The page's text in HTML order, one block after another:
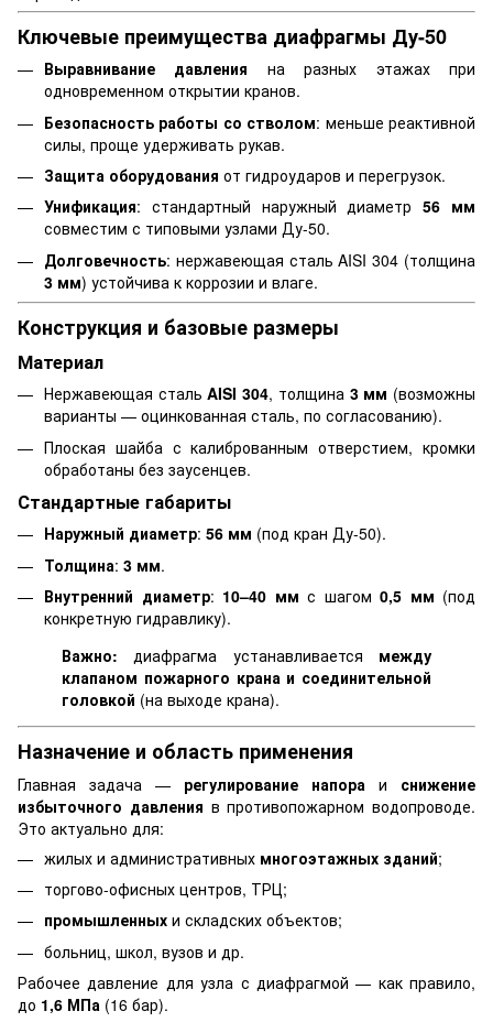
Ключевые преимущества диафрагмы Ду-50
Выравнивание давления на разных этажах при
одновременном открытии кранов.
Безопасность работы со стволом: меньше реактивной
силы, проще удерживать рукав.
Защита оборудования от гидроударов и перегрузок.
Унификация: стандартный наружный диаметр56 мм
совместим с типовыми узлами Ду-50.
Долговечность: нержавеющая сталь AISI 304 (толщина
3 мм) устойчива к коррозии и влаге.
Конструкция и базовые размеры
Материал
Нержавеющая стальAISI 304, толщина 3 мм (возможны
варианты — оцинкованная сталь, по согласованию).
Плоская шайба с калиброванным отверстием, кромки
обработаны без заусенцев.
Стандартные габариты
Наружный диаметр: 56 мм (под кран Ду-50).
Толщина: 3 мм.
Внутренний диаметр: 10–40 мм с шагом 0,5 мм (под
конкретную гидравлику).
Важно: диафрагма устанавливается между
клапаном пожарного крана и соединительной
головкой (на выходе крана).
Назначение и область применения
Главная задача — регулирование напора и снижение
избыточного давления в противопожарном водопроводе.
Это актуально для:
жилых и административных многоэтажных зданий;
торгово-офисных центров, ТРЦ;
промышленных и складских объектов;
больниц, школ, вузов и др.
Рабочее давление для узла с диафрагмой — как правило,
до 1,6 МПа (16 бар).